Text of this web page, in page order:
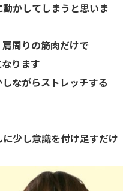
かしてしまうと思いま
周りの筋肉だけで
ります
ながらストレッチする
少し意識を付け足すだけ